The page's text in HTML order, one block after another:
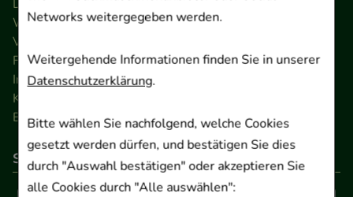
Networks weitergegeben werden.
Weitergehende Informationen finden Sie in unserer
Datenschutzerklärung.
Bitte wählen Sie nachfolgend, welche Cookies
gesetzt werden dürfen, und bestätigen Sie dies
durch "Auswahl bestätigen" oder akzeptieren Sie
alle Cookies durch "Alle auswählen":
Datenschutz
Widerrufsrecht
Versandkosten
FAQ
Impressum
Kontakt
Barrierefreiheitserklärung
So können Sie bezahlen